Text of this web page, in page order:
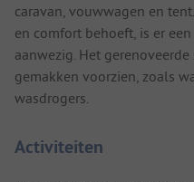
caravan, vouwwagen en
en comfort behoeft, is er
aanwezig. Het
gemakken voorzien, zoals
wasdrogers.
Activiteiten